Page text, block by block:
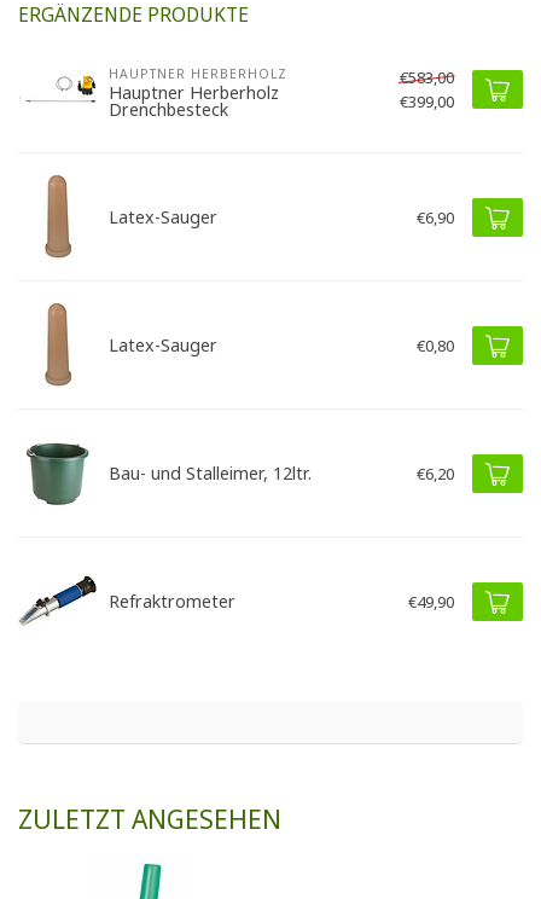
ERGÄNZENDE PRODUKTE
HAUPTNER HERBERHOLZ
Hauptner Herberholz
Drenchbesteck
€583,00
€399,00
Latex-Sauger €6,90
Latex-Sauger €0,80
Bau- und Stalleimer, 12ltr. €6,20
Refraktrometer €49,90
ZULETZT ANGESEHEN